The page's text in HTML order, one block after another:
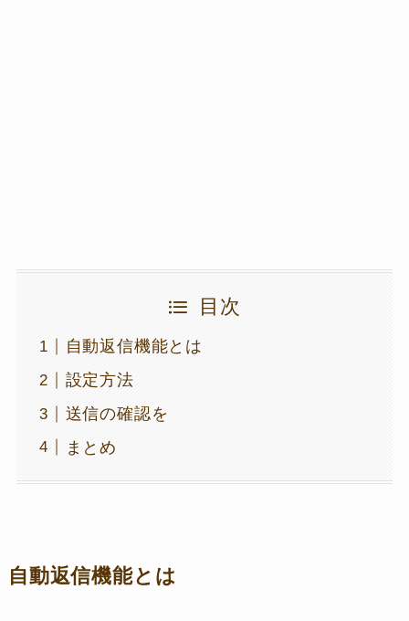
目次
自動返信機能とは
設定方法
送信の確認を
まとめ
自動返信機能とは